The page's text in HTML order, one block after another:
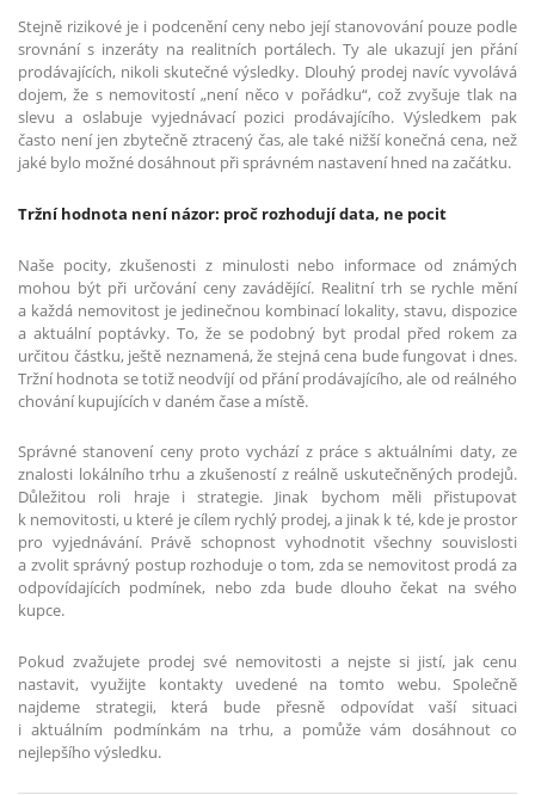
Stejně rizikové je i podcenění ceny nebo její stanovování pouze podle
srovnání s inzeráty na realitních portálech. Ty ale ukazují jen přání
prodávajících, nikoli skutečné výsledky. Dlouhý prodej navíc vyvolává
dojem, že s nemovitostí „není něco v pořádku“, což zvyšuje tlak na
slevu a oslabuje vyjednávací pozici prodávajícího. Výsledkem pak
často není jen zbytečně ztracený čas, ale také nižší konečná cena, než
jaké bylo možné dosáhnout při správném nastavení hned na začátku.
Tržní hodnota není názor: proč rozhodují data, ne pocit
Naše pocity, zkušenosti z minulosti nebo informace od známých
mohou být při určování ceny zavádějící. Realitní trh se rychle mění
a každá nemovitost je jedinečnou kombinací lokality, stavu, dispozice
a aktuální poptávky. To, že se podobný byt prodal před rokem za
určitou částku, ještě neznamená, že stejná cena bude fungovat i dnes.
Tržní hodnota se totiž neodvíjí od přání prodávajícího, ale od reálného
chování kupujících v daném čase a místě.
Správné stanovení ceny proto vychází z práce s aktuálními daty, ze
znalosti lokálního trhu a zkušeností z reálně uskutečněných prodejů.
Důležitou roli hraje i strategie. Jinak bychom měli přistupovat
k nemovitosti, u které je cílem rychlý prodej, a jinak k té, kde je prostor
pro vyjednávání. Právě schopnost vyhodnotit všechny souvislosti
a zvolit správný postup rozhoduje o tom, zda se nemovitost prodá za
odpovídajících podmínek, nebo zda bude dlouho čekat na svého
kupce.
Pokud zvažujete prodej své nemovitosti a nejste si jistí, jak cenu
nastavit, využijte kontakty uvedené na tomto webu. Společně
najdeme strategii, která bude přesně odpovídat vaší situaci
i aktuálním podmínkám na trhu, a pomůže vám dosáhnout co
nejlepšího výsledku.